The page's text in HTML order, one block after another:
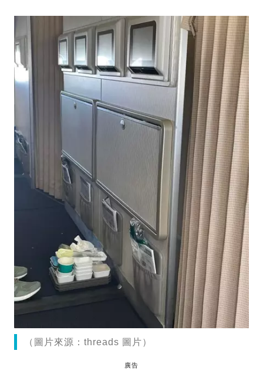
（圖片來源：threads 圖片）
廣告